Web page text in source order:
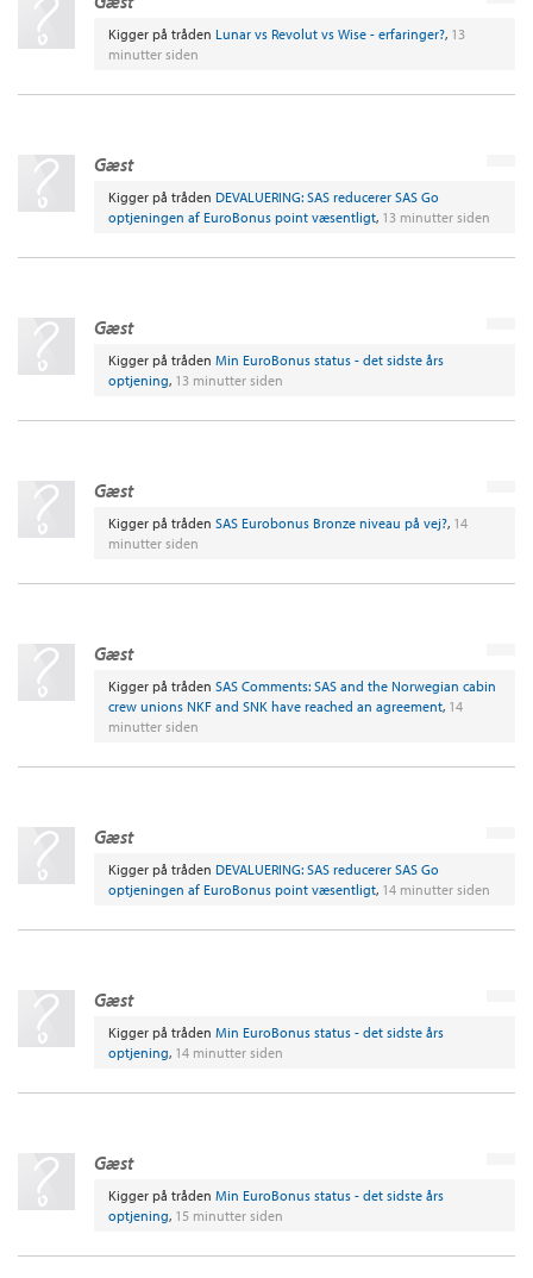
Kigger på tråden Lunar vs Revolut vs Wise - erfaringer?, 13
minutter siden
Gæst
Kigger på tråden DEVALUERING: SAS reducerer SAS Go
optjeningen af EuroBonus point væsentligt, 13 minutter siden
Gæst
Kigger på tråden Min EuroBonus status - det sidste års
optjening, 13 minutter siden
Gæst
Kigger på tråden SAS Eurobonus Bronze niveau på vej?, 14
minutter siden
Gæst
Kigger på tråden SAS Comments: SAS and the Norwegian cabin
crew unions NKF and SNK have reached an agreement, 14
minutter siden
Gæst
Kigger på tråden DEVALUERING: SAS reducerer SAS Go
optjeningen af EuroBonus point væsentligt, 14 minutter siden
Gæst
Kigger på tråden Min EuroBonus status - det sidste års
optjening, 14 minutter siden
Gæst
Kigger på tråden Min EuroBonus status - det sidste års
optjening, 15 minutter siden